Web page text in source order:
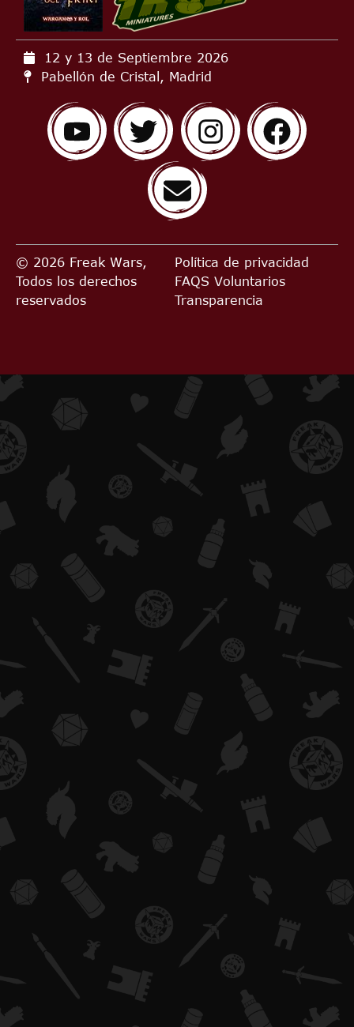
12 y 13 de Septiembre 2026
Pabellón de Cristal, Madrid
© 2026 Freak Wars,
Todos los derechos
reservados
Política de privacidad
FAQS Voluntarios
Transparencia